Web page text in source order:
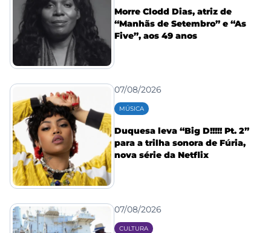
Morre Clodd Dias, atriz de
“Manhãs de Setembro” e “As
Five”, aos 49 anos
07/08/2026
MÚSICA
Duquesa leva “Big D!!!!! Pt. 2”
para a trilha sonora de Fúria,
nova série da Netflix
07/08/2026
CULTURA